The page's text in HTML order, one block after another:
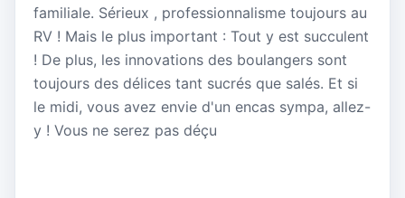
familiale. Sérieux , professionnalisme toujours au
RV ! Mais le plus important : Tout y est succulent
! De plus, les innovations des boulangers sont
toujours des délices tant sucrés que salés. Et si
le midi, vous avez envie d'un encas sympa, allez-
y ! Vous ne serez pas déçu